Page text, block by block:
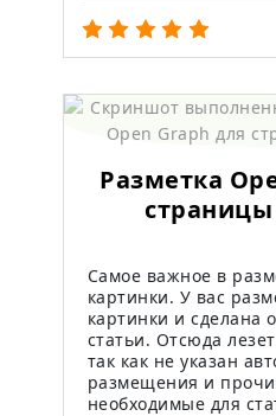
Разметка
Самое важное в
картинки. У вас
картинки и сделана
статьи. Отсюда
так как не указан
размещения и
необходимые для